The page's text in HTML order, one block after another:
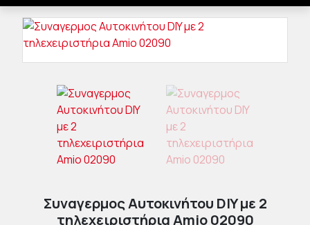
Συναγερμος Αυτοκινήτου DIY με 2
τηλεχειριστήρια Amio 02090